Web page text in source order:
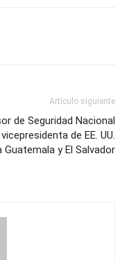
Artículo siguiente
de Seguridad Nacional
de EE. UU.
Guatemala y El Salvador